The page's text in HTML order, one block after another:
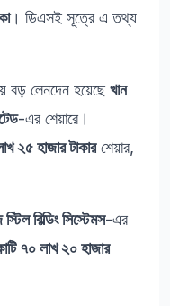
। ডিএসই সূত্রে এ তথ্য
বড় লেনদেন হয়েছেখান
-এর শেয়ারে।
২৫ হাজার টাকারশেয়ার,
বিল্ডিং সিস্টেমস-এর
৭০ লাখ ২০ হাজার